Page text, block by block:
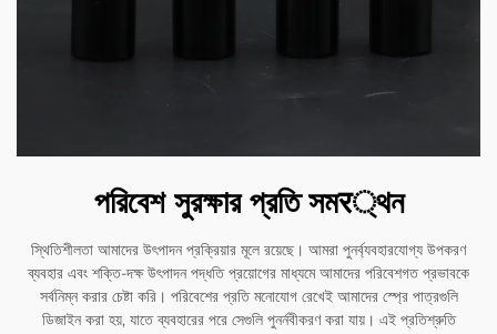
পরিবেশ সুরক্ষার প্রতি সমर্থন
স্থিতিশীলতা আমাদের উৎপাদন প্রক্রিয়ার মূলে রয়েছে। আমরা পুনর্ব্যবহারযোগ্য উপকরণ
ব্যবহার এবং শক্তি-দক্ষ উৎপাদন পদ্ধতি প্রয়োগের মাধ্যমে আমাদের পরিবেশগত প্রভাবকে
সর্বনিম্ন করার চেষ্টা করি। পরিবেশের প্রতি মনোযোগ রেখেই আমাদের স্প্রে পাত্রগুলি
ডিজাইন করা হয়, যাতে ব্যবহারের পরে সেগুলি পুনর্নবীকরণ করা যায়। এই প্রতিশ্রুতি